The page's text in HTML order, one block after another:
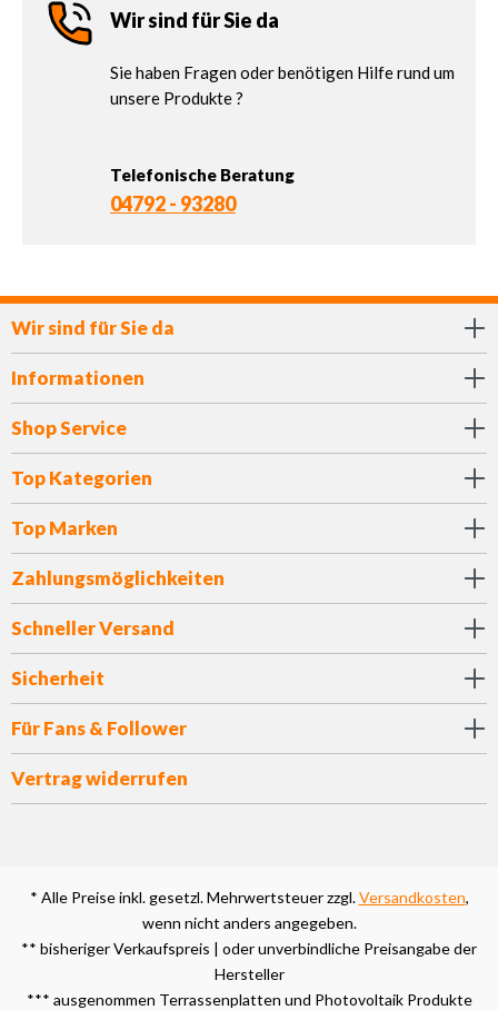
Wir sind für Sie da
Sie haben Fragen oder benötigen Hilfe rund um
unsere Produkte ?
Telefonische Beratung
04792 - 93280
Wir sind für Sie da
Informationen
Shop Service
Top Kategorien
Top Marken
Zahlungsmöglichkeiten
Schneller Versand
Sicherheit
Für Fans & Follower
Vertrag widerrufen
* Alle Preise inkl. gesetzl. Mehrwertsteuer zzgl.Versandkosten,
wenn nicht anders angegeben.
** bisheriger Verkaufspreis | oder unverbindliche Preisangabe der
Hersteller
*** ausgenommen Terrassenplatten und Photovoltaik Produkte